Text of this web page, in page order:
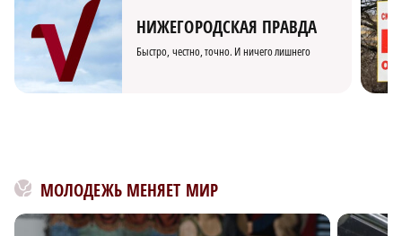
НИЖЕГОРОДСКАЯ ПРАВДА
Быстро, честно, точно. И ничего лишнего
МОЛОДЕЖЬ МЕНЯЕТ МИР